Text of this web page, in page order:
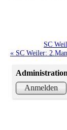
SC
« SC Weiler:
Administration
Anmelden